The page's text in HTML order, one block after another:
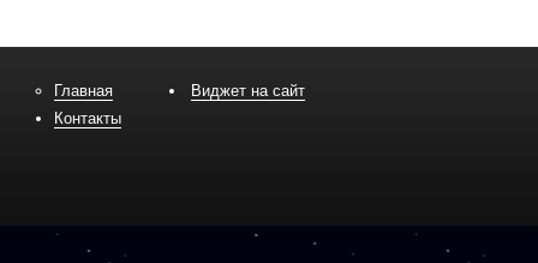
Главная
Контакты
Виджет на сайт